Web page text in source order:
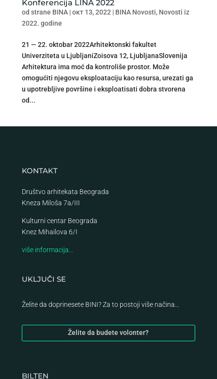
Konferencija LINA 2022
od strane BINA|окт 13, 2022 | BINA Novosti, Novosti iz
2022. godine
21 — 22. oktobar 2022Arhitektonski fakultet
Univerziteta u LjubljaniZoisova 12, LjubljanaSlovenija
Arhitektura ima moć da kontroliše prostor. Može
omogućiti njegovu eksploataciju kao resursa, urezati ga
u upotrebljive površine i eksploatisati dobra stvorena
od...
KONTAKT
Društvo arhitekata Beograda
Kneza Miloša 7a/III
Kulturni centar Beograda
Knez Mihailova 6/I
više informacija…
UKLJUČI SE
Želite da doprinesete BINI? Za to postoji više načina…
Želite da budete volonter?
BILTEN